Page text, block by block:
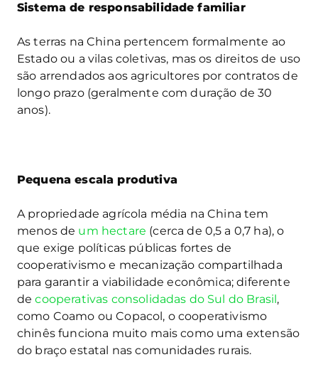
Sistema de responsabilidade familiar
As terras na China pertencem formalmente ao
Estado ou a vilas coletivas, mas os direitos de uso
são arrendados aos agricultores por contratos de
longo prazo (geralmente com duração de 30
anos).
Pequena escala produtiva
A propriedade agrícola média na China tem
menos de um hectare (cerca de 0,5 a 0,7 ha), o
que exige políticas públicas fortes de
cooperativismo e mecanização compartilhada
para garantir a viabilidade econômica; diferente
decooperativas consolidadas do Sul do Brasil ,
como Coamo ou Copacol, o cooperativismo
chinês funciona muito mais como uma extensão
do braço estatal nas comunidades rurais.